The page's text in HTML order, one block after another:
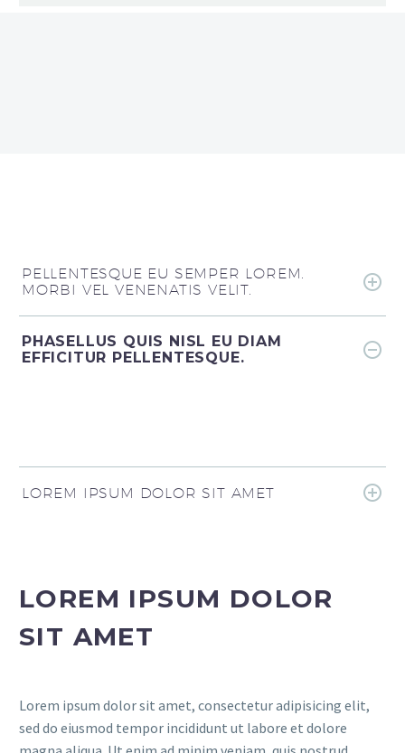
PELLENTESQUE EU SEMPER LOREM.
MORBI VEL VENENATIS VELIT.
PHASELLUS QUIS NISL EU DIAM
EFFICITUR PELLENTESQUE.
LOREM IPSUM DOLOR SIT AMET
LOREM IPSUM DOLOR
SIT AMET
Lorem ipsum dolor sit amet, consectetur adipisicing elit,
sed do eiusmod tempor incididunt ut labore et dolore